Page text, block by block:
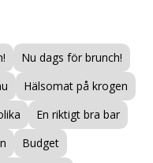
Nu dags för brunch!
Hälsomat på krogen
En riktigt bra bar
Budget